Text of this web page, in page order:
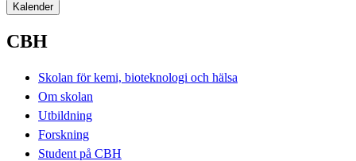
Kalender
CBH
Skolan för kemi, bioteknologi och hälsa
Om skolan
Utbildning
Forskning
Student på CBH